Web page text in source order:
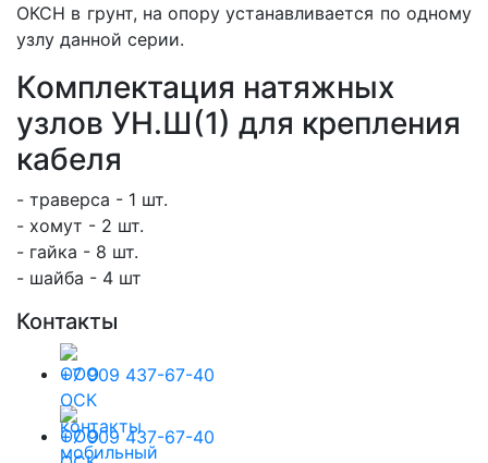
ОКСН в грунт, на опору устанавливается по одному
узлу данной серии.
Комплектация натяжных
узлов УН.Ш(1) для крепления
кабеля
- траверса - 1 шт.
- хомут - 2 шт.
- гайка - 8 шт.
- шайба - 4 шт
Контакты
+7 909 437-67-40
+7 909 437-67-40